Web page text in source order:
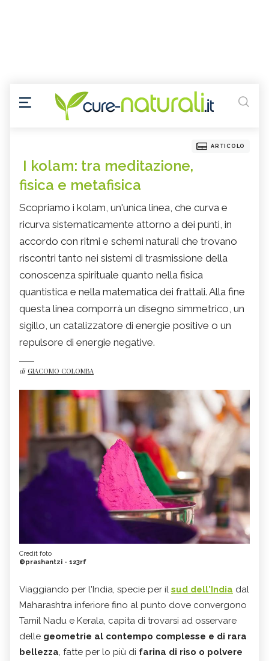
ARTICOLO
I kolam: tra meditazione,
fisica e metafisica
Scopriamo i kolam, un'unica linea, che curva e
ricurva sistematicamente attorno a dei punti, in
accordo con ritmi e schemi naturali che trovano
riscontri tanto nei sistemi di trasmissione della
conoscenza spirituale quanto nella fisica
quantistica e nella matematica dei frattali. Alla fine
questa linea comporrà un disegno simmetrico, un
sigillo, un catalizzatore di energie positive o un
repulsore di energie negative.
di GIACOMO COLOMBA
Credit foto
©prashantzi - 123rf
Viaggiando per l'India, specie per il sud dell'India dal
Maharashtra inferiore fino al punto dove convergono
Tamil Nadu e Kerala, capita di trovarsi ad osservare
delle geometrie al contempo complesse e di rara
bellezza, fatte per lo più di farina di riso o polvere